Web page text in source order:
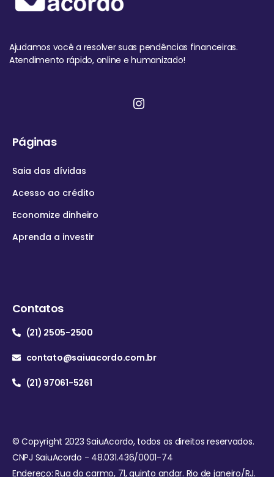
Ajudamos você a resolver suas pendências financeiras.
Atendimento rápido, online e humanizado!
Páginas
Saia das dívidas
Acesso ao crédito
Economize dinheiro
Aprenda a investir
Contatos
(21) 2505-2500
contato@saiuacordo.com.br
(21) 97061-5261
© Copyright 2023 SaiuAcordo, todos os direitos reservados.
CNPJ SaiuAcordo - 48.031.436/0001-74
Endereço: Rua do carmo, 71, quinto andar. Rio de janeiro/RJ.